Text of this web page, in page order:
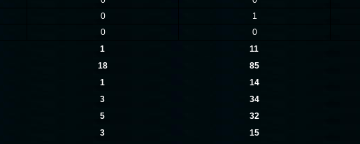
0
1
0
0
1
11
18
85
1
14
3
34
5
32
3
15